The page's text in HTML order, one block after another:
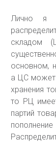
Лично я
складом
основном,
а ЦС может
хранения
то РЦ
партий